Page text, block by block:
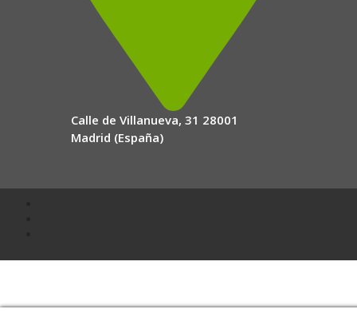
Calle de Villanueva, 31 28001
Madrid (España)